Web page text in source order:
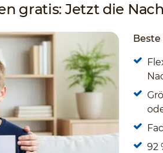
gratis: Jetzt die
92